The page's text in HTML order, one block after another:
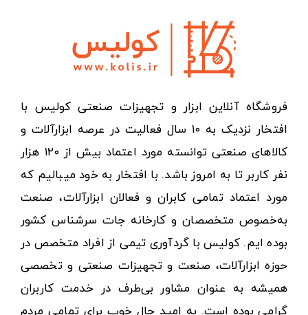
فروشگاه آنلاین ابزار و تجهیزات صنعتی کولیس با
افتخار نزدیک به ۱۰ سال فعالیت در عرصه ابزارآلات و
کالاهای صنعتی توانسته مورد اعتماد بیش از ۱۲۰ هزار
نفر کاربر تا به امروز باشد. با افتخار به خود میبالیم که
مورد اعتماد تمامی کابران و فعالان ابزارآلات، صنعت
به‌خصوص متخصصان و کارخانه جات سرشناس کشور
بوده ایم. کولیس با گردآوری تیمی از افراد متخصص در
حوزه ابزارآلات، صنعت و تجهیزات صنعتی و تخصصی
همیشه به عنوان مشاور بی‌طرف در خدمت کاربران